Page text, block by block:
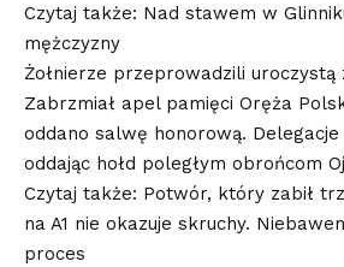
Czytaj także: Nad stawem w
mężczyzny
Żołnierze przeprowadzili uroczystą
Zabrzmiał apel pamięci Oręża
oddano salwę honorową. Delegacje
oddając hołd poległym obrońcom
Czytaj także: Potwór, który zabił
na A1 nie okazuje skruchy.
proces